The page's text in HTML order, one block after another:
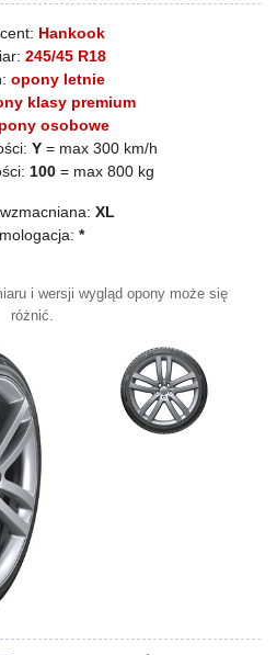
Hankook
245/45 R18
opony letnie
klasy premium
osobowe
Y = max 300 km/h
100 = max 800 kg
XL
*
i wersji wygląd opony może się
różnić.